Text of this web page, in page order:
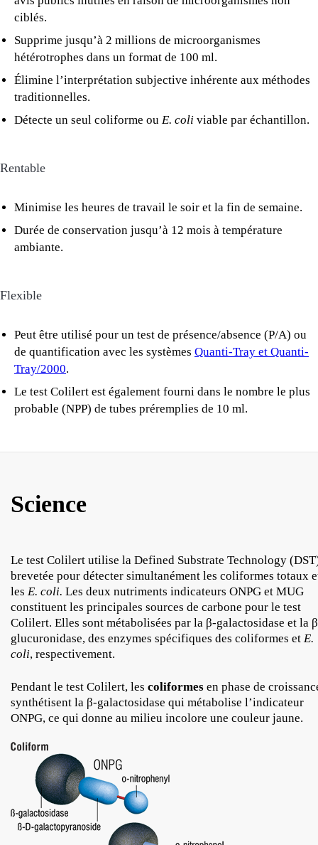
ciblés.
Supprime jusqu’à 2 millions de microorganismes
hétérotrophes dans un format de 100 ml.
Élimine l’interprétation subjective inhérente aux méthodes
traditionnelles.
Détecte un seul coliforme ou E. coli viable par échantillon.
Rentable
Minimise les heures de travail le soir et la fin de semaine.
Durée de conservation jusqu’à 12 mois à température
ambiante.
Flexible
Peut être utilisé pour un test de présence/absence (P/A) ou
de quantification avec les systèmes Quanti-Tray et Quanti-
Tray/2000.
Le test Colilert est également fourni dans le nombre le plus
probable (NPP) de tubes préremplies de 10 ml.
Science
Le test Colilert utilise la Defined Substrate Technology
brevetée pour détecter simultanément les coliformes totaux
les E. coli. Les deux nutriments indicateurs ONPG et MUG
constituent les principales sources de carbone pour le test
Colilert. Elles sont métabolisées par la β-galactosidase et la
glucuronidase, des enzymes spécifiques des coliformes et E.
coli, respectivement.
Pendant le test Colilert, les coliformes en phase de
synthétisent la β-galactosidase qui métabolise l’indicateur
ONPG, ce qui donne au milieu incolore une couleur jaune.